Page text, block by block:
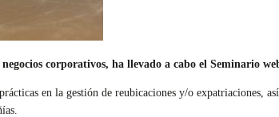
corporativos, ha llevado a cabo el Seminario
en la gestión de reubicaciones y/o expatriaciones,